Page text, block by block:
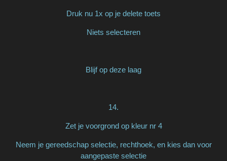
Druk nu 1x op je delete toets
Niets selecteren
Blijf op deze laag
14.
Zet je voorgrond op kleur nr 4
Neem je gereedschap selectie, rechthoek, en kies dan voor
aangepaste selectie